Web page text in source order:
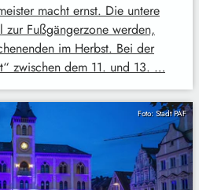
macht ernst. Die untere
Fußgängerzone werden,
im Herbst. Bei der
zwischen dem 11. und 13. …
Foto: Stadt PAF